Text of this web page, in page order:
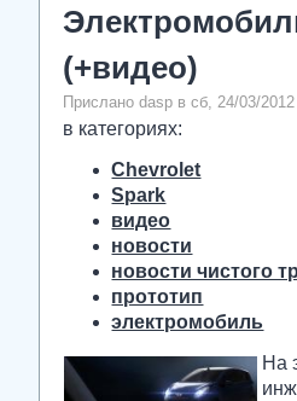
(+видео)
Прислано dasp в сб, 24/03/
в категориях:
Chevrolet
Spark
видео
новости
новости чистого
прототип
электромобиль
На